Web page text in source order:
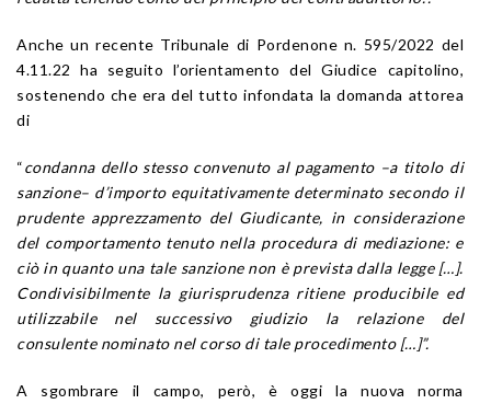
Anche un recente Tribunale di Pordenone n. 595/2022 del
4.11.22 ha seguito l’orientamento del Giudice capitolino,
sostenendo che era del tutto infondata la domanda attorea
di
“condanna dello stesso convenuto al pagamento –a titolo di
sanzione– d’importo equitativamente determinato secondo il
prudente apprezzamento del Giudicante, in considerazione
del comportamento tenuto nella procedura di mediazione: e
ciò in quanto una tale sanzione non è prevista dalla legge […].
Condivisibilmente la giurisprudenza ritiene producibile ed
utilizzabile nel successivo giudizio la relazione del
consulente nominato nel corso di tale procedimento […]”.
A sgombrare il campo, però, è oggi la nuova norma